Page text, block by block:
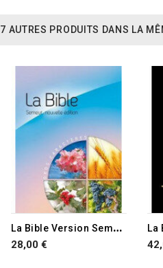
7 AUTRES PRODUITS DANS LA
L
a Bible Version Semeur 2015 avec gros caractères
28,00 €